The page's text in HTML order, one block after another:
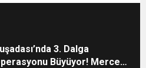
3. Dalga
Büyüyor! Mercek